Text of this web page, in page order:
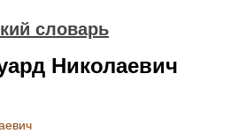
словарь
Николаевич